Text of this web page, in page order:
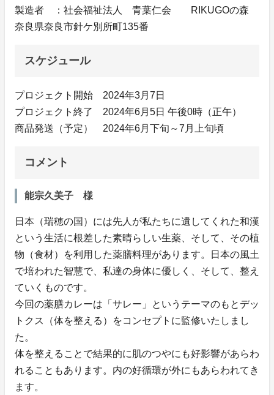
製造者 ：社会福祉法人 青葉仁会 RIKUGOの森
奈良県奈良市針ケ別所町135番
スケジュール
プロジェクト開始 2024年3月7日
プロジェクト終了 2024年6月5日 午後0時（正午）
商品発送（予定） 2024年6月下旬～7月上旬頃
コメント
能宗久美子 様
日本（瑞穂の国）には先人が私たちに遺してくれた和漢
という生活に根差した素晴らしい生薬、そして、その植
物（食材）を利用した薬膳料理があります。日本の風土
で培われた智慧で、私達の身体に優しく、そして、整え
ていくものです。
今回の薬膳カレーは「サレー」というテーマのもとデッ
トクス（体を整える）をコンセプトに監修いたしまし
た。
体を整えることで結果的に肌のつやにも好影響があらわ
れることもあります。内の好循環が外にもあらわれてき
ます。